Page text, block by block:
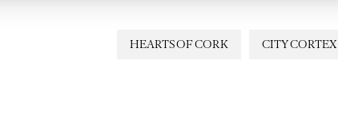
CITY CORTEX
HEARTS OF CORK